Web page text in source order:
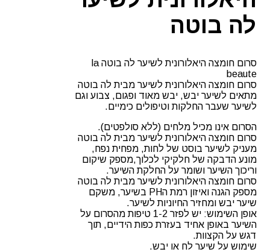
לה בוטה
סרום חומצה היאלורונית לשיער לה בוטה la
beaute
סרום חומצה היאלורונית לשיער מבית לה בוטה
מתאים לשיער יבש, יבש מאוד ופגום, צבוע וגם
לשיער שעבר החלקות וטיפולים כימיים.
הסרום אינו מכיל מלחים (ללא סולפטים).
סרום חומצה היאלורונית לשיער מבית לה בוטה
מעניק לשיער בוסט של לחות, מפחית נפח,
מונע הדבקה של חלקיקי לכלוך,מספק שיקום
וריכוך השיער ושומר על החלקת השיער.
סרום חומצה היאלורונית לשיער מבית לה בוטה
מספק הגנה ואיזון רמת הPH בשיער, משקם
שיער יבש ומחזיר החיוניות לשיער.
אופן השימוש: יש לפזר 1-2 טיפות מהסרום על
השיער באופן אחיד בעזרת כפות הידיים, תוך
דגש על הקצוות.
שימוש על שיער לח או יבש.